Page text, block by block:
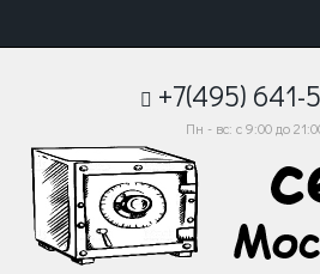
+7(495) 641-
Пн - вс: с 9:00 до